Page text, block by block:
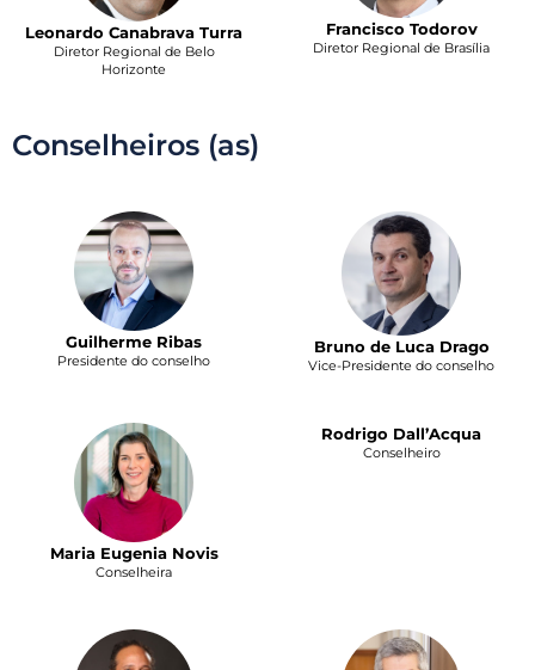
Leonardo Canabrava Turra
Diretor Regional de Belo
Horizonte
Francisco Todorov
Diretor Regional de Brasília
Conselheiros (as)
Guilherme Ribas
Presidente do conselho
Bruno de Luca Drago
Vice-Presidente do conselho
Maria Eugenia Novis
Conselheira
Rodrigo Dall’Acqua
Conselheiro